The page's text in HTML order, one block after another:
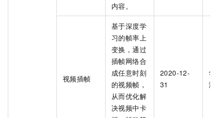
内容。
视频插帧
基于深度学
习的帧率上
变换，通过
插帧网络合
成任意时刻
的视频帧，
从而优化解
决视频中卡
2020-12-
31
华
海